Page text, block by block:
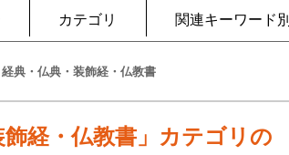
カテゴリ 関連キーワード別
典・仏典・装飾経・仏教書
飾経・仏教書」カテゴリの